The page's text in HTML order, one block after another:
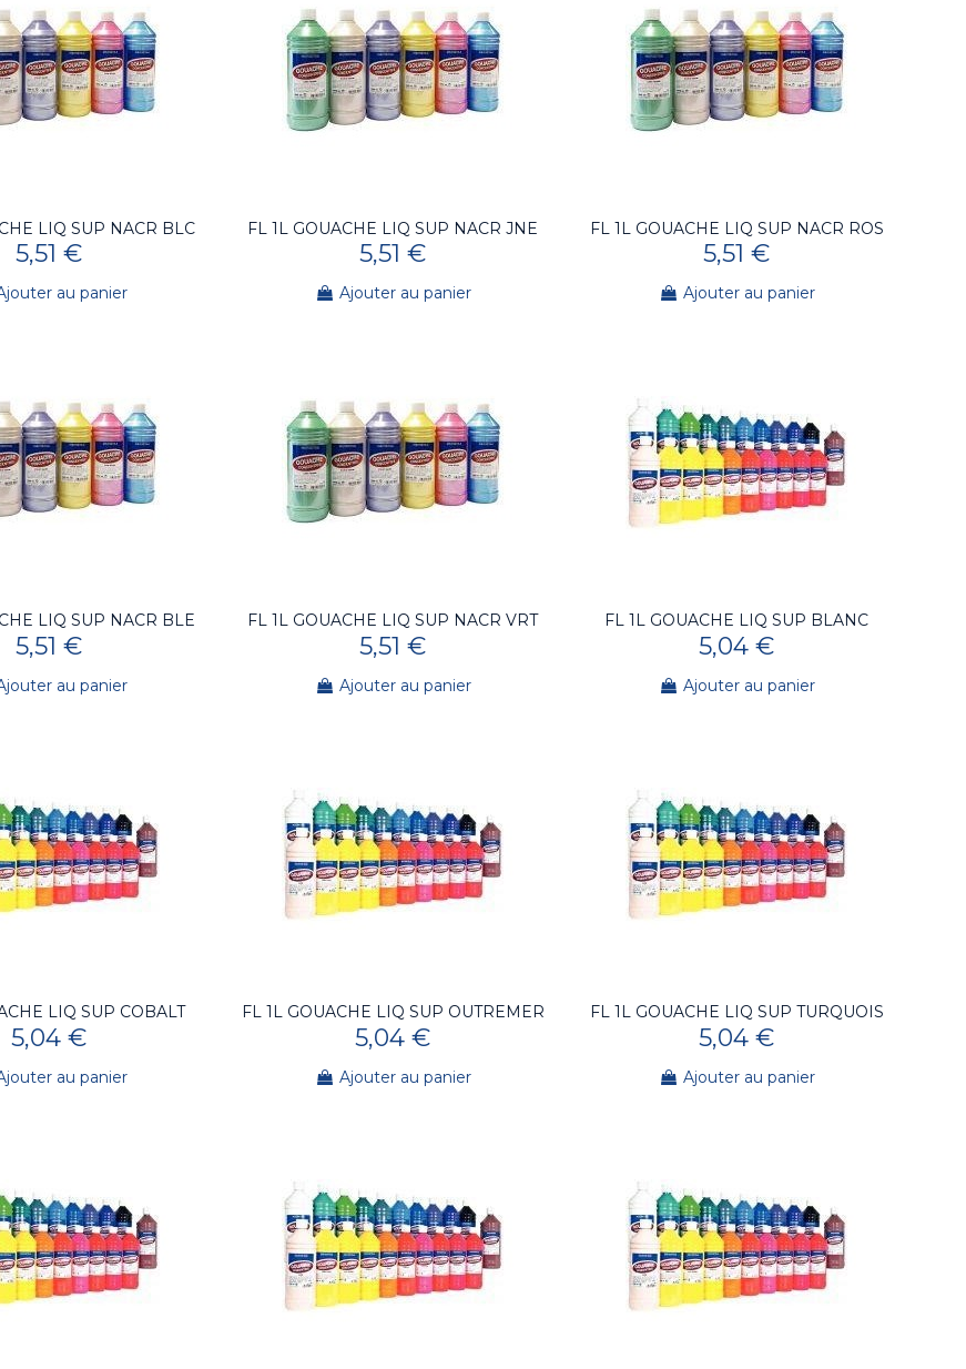
LIQ SUP NACR BLC
5,51 €
au panier
FL 1L GOUACHE LIQ SUP NACR JNE
5,51 €
Ajouter au panier
FL 1L GOUACHE LIQ SUP NACR ROS
5,51 €
Ajouter au panier
LIQ SUP NACR BLE
5,51 €
au panier
FL 1L GOUACHE LIQ SUP NACR VRT
5,51 €
Ajouter au panier
FL 1L GOUACHE LIQ SUP BLANC
5,04 €
Ajouter au panier
LIQ SUP COBALT
5,04 €
au panier
FL 1L GOUACHE LIQ SUP OUTREMER
5,04 €
Ajouter au panier
FL 1L GOUACHE LIQ SUP TURQUOIS
5,04 €
Ajouter au panier